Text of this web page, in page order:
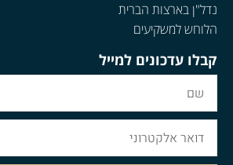
נדל"ן בארצות הברית
הלוחש למשקיעים
קבלו עדכונים למייל